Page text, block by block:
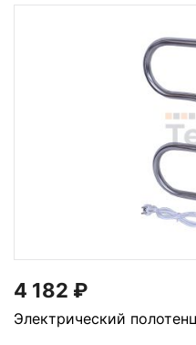
4 182 ₽
Электрический